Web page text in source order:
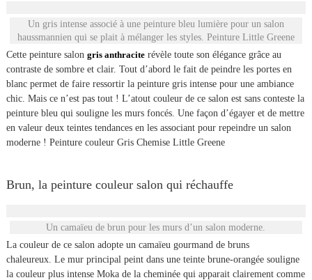
Un gris intense associé à une peinture bleu lumière pour un salon
haussmannien qui se plait à mélanger les styles. Peinture Little Greene
Cette peinture salon gris anthracite révèle toute son élégance grâce au
contraste de sombre et clair. Tout d’abord le fait de peindre les portes en
blanc permet de faire ressortir la peinture gris intense pour une ambiance
chic. Mais ce n’est pas tout ! L’atout couleur de ce salon est sans conteste la
peinture bleu qui souligne les murs foncés. Une façon d’égayer et de mettre
en valeur deux teintes tendances en les associant pour repeindre un salon
moderne ! Peinture couleur Gris Chemise Little Greene
Brun, la peinture couleur salon qui réchauffe
Un camaïeu de brun pour les murs d’un salon moderne.
La couleur de ce salon adopte un camaïeu gourmand de bruns
chaleureux. Le mur principal peint dans une teinte brune-orangée souligne
la couleur plus intense Moka de la cheminée qui apparait clairement comme